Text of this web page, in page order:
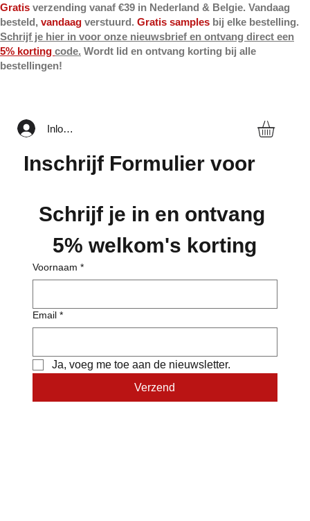
Gratis verzending vanaf €39 in Nederland & Belgie. Vandaag
besteld, vandaag verstuurd. Gratis samples bij elke bestelling.
Schrijf je hier in voor onze nieuwsbrief en ontvang direct een
5% korting code. Wordt lid en ontvang korting bij alle
bestellingen!
Inloggen
Inschrijf Formulier voor
Schrijf je in en ontvang
5% welkom's korting
Voornaam *
Email *
Ja, voeg me toe aan de nieuwsletter.
Verzend